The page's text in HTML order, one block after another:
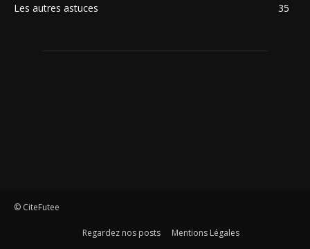
Les autres astuces
35
© CiteFutee
Regardez nos posts Mentions Légales